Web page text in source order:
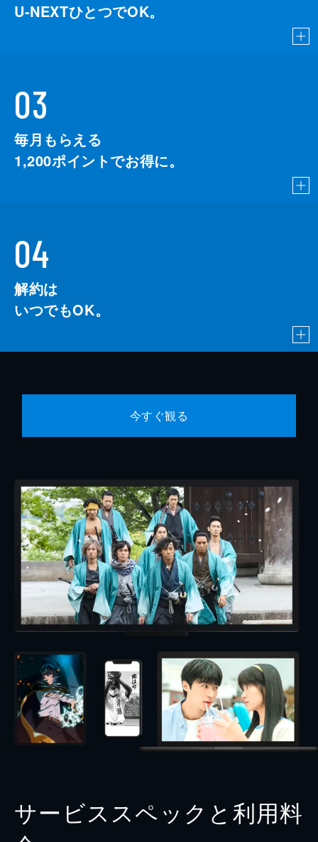
U-NEXTひとつでOK。
03
毎月もらえる
1,200ポイントでお得に。
04
解約は
いつでもOK。
今すぐ観る
サービススペックと利用料